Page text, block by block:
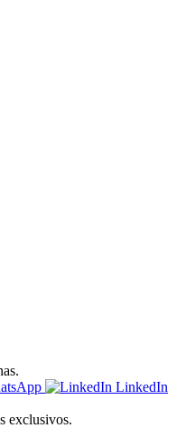
LinkedIn
exclusivos.